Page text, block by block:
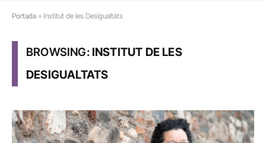
Portada » Institut de les Desigualtats
BROWSING:INSTITUT DE LES
DESIGUALTATS